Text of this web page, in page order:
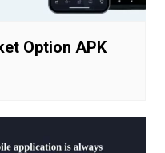
Option APK